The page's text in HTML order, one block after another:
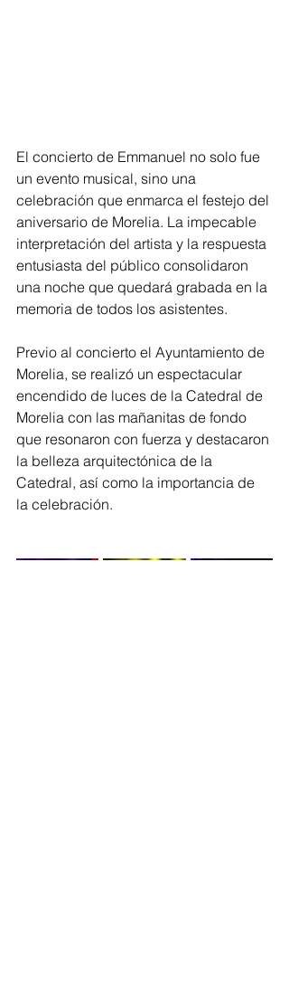
El concierto de Emmanuel no solo fue
un evento musical, sino una
celebración que enmarca el festejo del
aniversario de Morelia. La impecable
interpretación del artista y la respuesta
entusiasta del público consolidaron
una noche que quedará grabada en la
memoria de todos los asistentes.
Previo al concierto el Ayuntamiento de
Morelia, se realizó un espectacular
encendido de luces de la Catedral de
Morelia con las mañanitas de fondo
que resonaron con fuerza y destacaron
la belleza arquitectónica de la
Catedral, así como la importancia de
la celebración.